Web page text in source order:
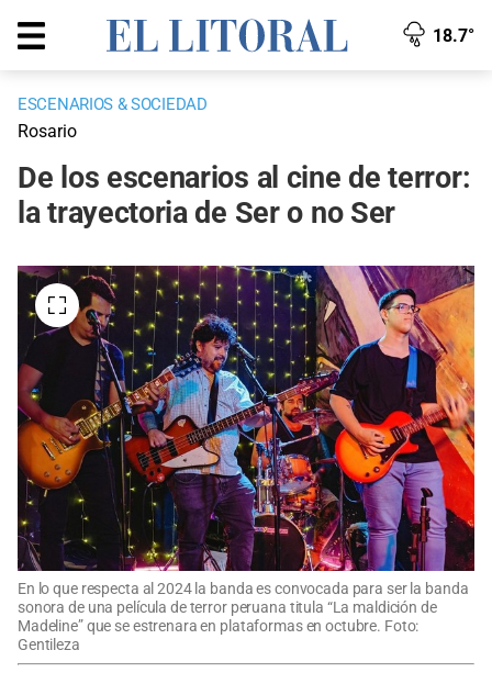
18.7°
ESCENARIOS & SOCIEDAD
Rosario
De los escenarios al cine de terror:
la trayectoria de Ser o no Ser
En lo que respecta al 2024 la banda es convocada para ser la banda
sonora de una película de terror peruana titula “La maldición de
Madeline” que se estrenara en plataformas en octubre. Foto:
Gentileza